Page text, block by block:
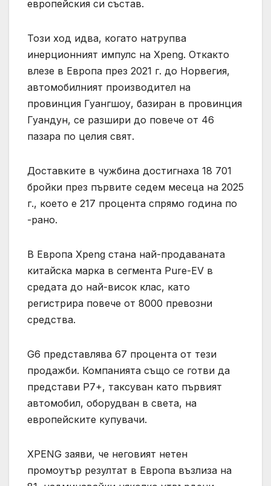
европейския си състав.
Този ход идва, когато натрупва
инерционният импулс на Xpeng. Откакто
влезе в Европа през 2021 г. до Норвегия,
автомобилният производител на
провинция Гуангшоу, базиран в провинция
Гуандун, се разшири до повече от 46
пазара по целия свят.
Доставките в чужбина достигнаха 18 701
бройки през първите седем месеца на 2025
г., което е 217 процента спрямо година по
-рано.
В Европа Xpeng стана най-продаваната
китайска марка в сегмента Pure-EV в
средата до най-висок клас, като
регистрира повече от 8000 превозни
средства.
G6 представлява 67 процента от тези
продажби. Компанията също се готви да
представи P7+, таксуван като първият
автомобил, оборудван в света, на
европейските купувачи.
XPENG заяви, че неговият нетен
промоутър резултат в Европа възлиза на